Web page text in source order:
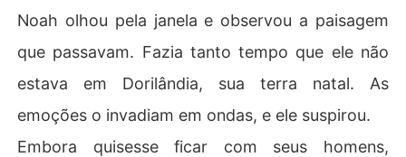
Noah olhou pela janela e observou a paisagem
que passavam. Fazia tanto tempo que ele não
estava em Dorilândia, sua terra natal. As
emoções o invadiam em ondas, e ele suspirou.
Embora quisesse ficar com seus homens,